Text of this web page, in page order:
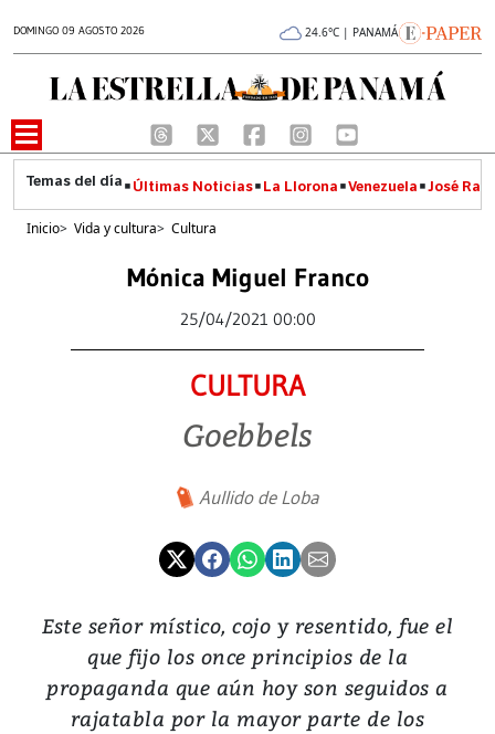
DOMINGO 09 AGOSTO 2026 24.6°C | PANAMÁ
Últimas Noticias La Llorona Venezuela José
Inicio> Vida y cultura> Cultura
Mónica Miguel Franco
25/04/2021 00:00
CULTURA
Goebbels
Aullido de Loba
Este señor místico, cojo y resentido, fue el
que fijo los once principios de la
propaganda que aún hoy son seguidos a
rajatabla por la mayor parte de los